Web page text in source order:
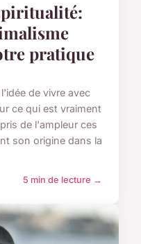
pratique
de vivre avec
ce qui est vraiment
de l'ampleur ces
son origine dans la
5 min de lecture →